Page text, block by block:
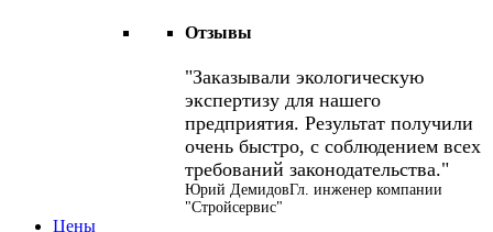
Отзывы
Заказывали экологическую
экспертизу для нашего
предприятия. Результат получили
очень быстро, с соблюдением всех
требований законодательства.
Юрий ДемидовГл. инженер компании
"Стройсервис"
Цены